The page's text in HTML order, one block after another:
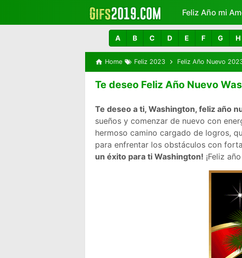
Feliz Año mi
Más
A B C D E F G H
Home Feliz 2023 Feliz Año Nuevo
Te deseo Feliz Año Nuevo
Te deseo a ti, Washington, feliz año
sueños y comenzar de nuevo con
hermoso camino cargado de logros,
para enfrentar los obstáculos con
un éxito para ti Washington! ¡Feliz